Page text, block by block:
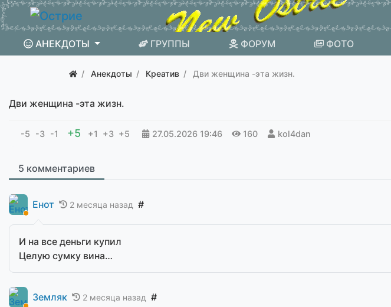
АНЕКДОТЫ ГРУППЫ ФОРУМ ФОТО
Анекдоты Креатив Дви женщина -эта жизн.
Дви женщина -эта жизн.
-5 -3 -1 +5 +1 +3 +5 27.05.2026 19:46 160 kol4dan
5 комментариев
Енот 2 месяца назад #
И на все деньги купил
Целую сумку вина…
Земляк 2 месяца назад #